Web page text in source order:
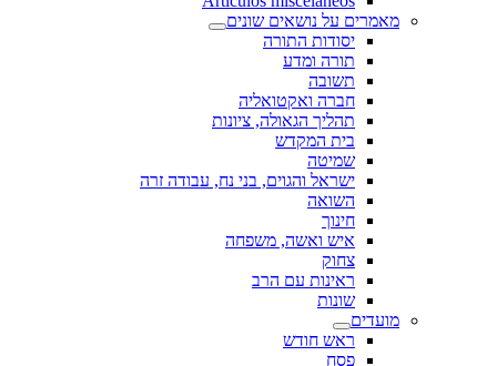
מאמרים על נושאים שונים
יסודות התורה
תורה ומדע
תשובה
חברה ואקטואליה
תהליך הגאולה, ציונות
בית המקדש
שמיטה
ישראל והגוים, בני נח, עבודה זרה
השואה
חינוך
איש ואשה, משפחה
צחוק
ראינות עם הרב
שונות
מועדים
ראש חודש
פסח